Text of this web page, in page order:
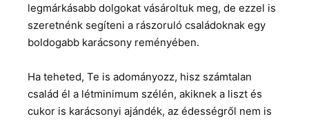
legmárkásabb dolgokat vásároltuk meg, de ezzel is
szeretnénk segíteni a rászoruló családoknak egy
boldogabb karácsony reményében.
Ha teheted, Te is adományozz, hisz számtalan
család él a létminimum szélén, akiknek a liszt és
cukor is karácsonyi ajándék, az édességről nem is